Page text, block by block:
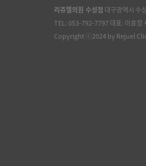
리쥬엘의원 수성점 대구광역시 수
TEL: 053-792-7797 대표: 이효정
Copyright ⓒ2024 by Rejuel